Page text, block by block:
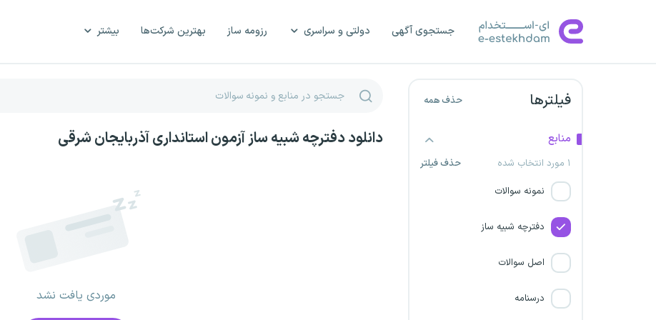
جستجوی آگهی دولتی و سراسری رزومه ساز بهترین شرکت‌ها بیشتر
فیلترها حذف همه
منابع
۱ مورد انتخاب شده
حذف فیلتر
نمونه سوالات
دفترچه شبیه ساز
اصل سوالات
درسنامه
انستیتو پاستور ایران
استانداری همدان
نهاد ریاست جمهوری
اصفهان
استانداری کرمان
دانلود دفترچه شبیه ساز آزمون استانداری آذربایجان شرقی
موردی یافت نشد